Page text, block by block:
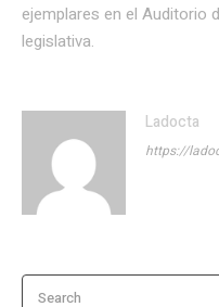
ejemplares en el Auditorio
legislativa.
Ladocta
https://
Search